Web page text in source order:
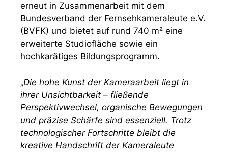
erneut in Zusammenarbeit mit dem
Bundesverband der Fernsehkameraleute e.V.
(BVFK) und bietet auf rund 740 m² eine
erweiterte Studiofläche sowie ein
hochkarätiges Bildungsprogramm.
„Die hohe Kunst der Kameraarbeit liegt in
ihrer Unsichtbarkeit – fließende
Perspektivwechsel, organische Bewegungen
und präzise Schärfe sind essenziell. Trotz
technologischer Fortschritte bleibt die
kreative Handschrift der Kameraleute